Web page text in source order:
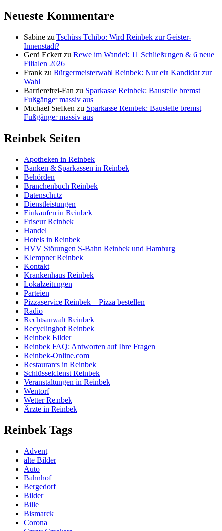
Neueste Kommentare
Sabine zu Tschüss Tchibo: Wird Reinbek zur Geister-
Innenstadt?
Gerd Eckert zu Rewe im Wandel: 11 Schließungen & 6 neue
Filialen 2026
Frank zu Bürgermeisterwahl Reinbek: Nur ein Kandidat zur
Wahl
Barrierefrei-Fan zu Sparkasse Reinbek: Baustelle bremst
Fußgänger massiv aus
Michael Siefken zu Sparkasse Reinbek: Baustelle bremst
Fußgänger massiv aus
Reinbek Seiten
Apotheken in Reinbek
Banken & Sparkassen in Reinbek
Behörden
Branchenbuch Reinbek
Datenschutz
Dienstleistungen
Einkaufen in Reinbek
Friseur Reinbek
Handel
Hotels in Reinbek
HVV Störungen S-Bahn Reinbek und Hamburg
Klempner Reinbek
Kontakt
Krankenhaus Reinbek
Lokalzeitungen
Parteien
Pizzaservice Reinbek – Pizza bestellen
Radio
Rechtsanwalt Reinbek
Recyclinghof Reinbek
Reinbek Bilder
Reinbek FAQ: Antworten auf Ihre Fragen
Reinbek-Online.com
Restaurants in Reinbek
Schlüsseldienst Reinbek
Veranstaltungen in Reinbek
Wentorf
Wetter Reinbek
Ärzte in Reinbek
Reinbek Tags
Advent
alte Bilder
Auto
Bahnhof
Bergedorf
Bilder
Bille
Bismarck
Corona